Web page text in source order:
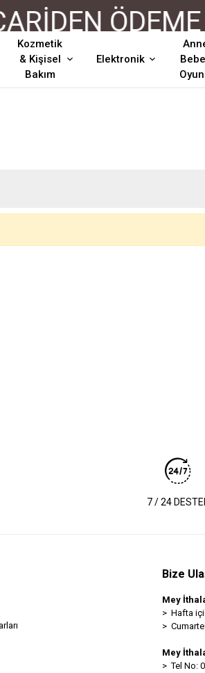
Kozmetik
& Kişisel
Bakım
Elektronik
7 / 24
Bize
Mey
> Hafta
>
Mey
> Tel No: